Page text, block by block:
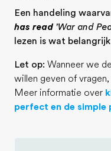
Een handeling
has read'War and
lezen is wat belangrijk
Let op: Wanneer we
willen geven of
Meer informatie over
perfect en de simple